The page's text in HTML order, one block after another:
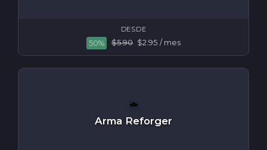
DESDE
50% $5.90 $2.95 / mes
Arma Reforger